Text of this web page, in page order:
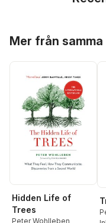
Mer från
Hidden Life of
Trees
Peter Wohlleben